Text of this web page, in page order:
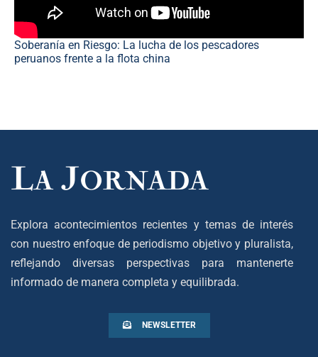
Soberanía en Riesgo: La lucha de los pescadores
peruanos frente a la flota china
Explora acontecimientos recientes y temas de interés
con nuestro enfoque de periodismo objetivo y pluralista,
reflejando diversas perspectivas para mantenerte
informado de manera completa y equilibrada.
NEWSLETTER